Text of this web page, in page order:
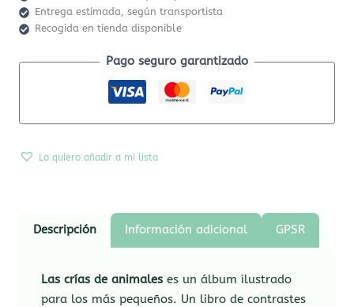
Entrega estimada, según transportista
Recogida en tienda disponible
Pago seguro garantizado
Lo quiero añadir a mi lista
Descripción Información adicional GPSR
Las crías de animales es un álbum ilustrado
para los más pequeños. Un libro de contrastes